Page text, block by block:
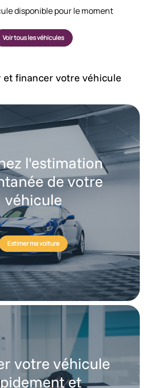
disponible pour le moment
Voir tous les véhicules
et financer votre véhicule
l'estimation
de votre
véhicule
Estimer ma voiture
votre véhicule
et